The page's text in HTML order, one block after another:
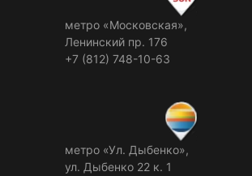
метро «Московская»,
Ленинский пр. 176
+7 (812) 748-10-63
метро «Ул. Дыбенко»,
ул. Дыбенко 22 к. 1